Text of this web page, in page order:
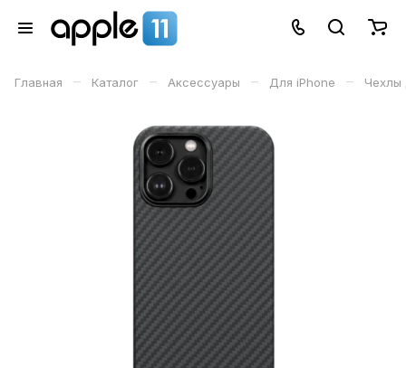
Главная – Каталог – Аксессуары – Для iPhone – Чехлы